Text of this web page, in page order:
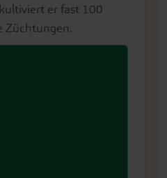
er fast 100
Züchtungen.